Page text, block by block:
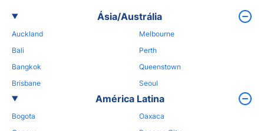
Ásia/Austrália
Auckland
Bali
Bangkok
Brisbane
Melbourne
Perth
Queenstown
Seoul
América Latina
Bogota
Oaxaca